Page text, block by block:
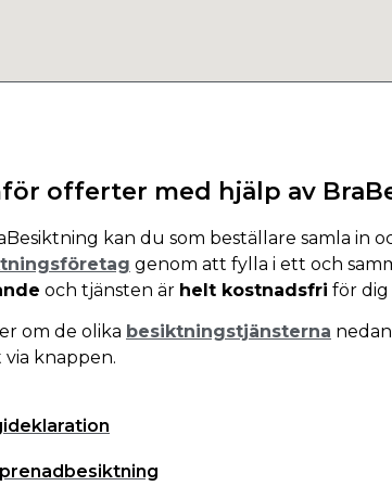
offerter med hjälp av
kan du som beställare samla in
genom att fylla i ett och
och tjänsten är helt kostnadsfri för dig
om de olika besiktningstjänsterna
knappen.